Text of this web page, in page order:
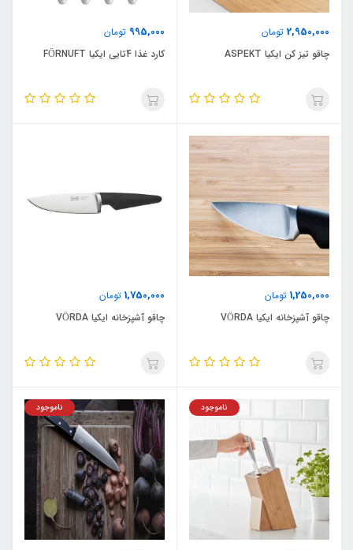
2,950,000 تومان
چاقو تیز کن ایکیا ASPEKT
995,000 تومان
کارد غذا 4تایی ایکیا FÖRNUFT
1,250,000 تومان
چاقو آشپزخانه ایکیا VÖRDA
1,750,000 تومان
چاقو آشپزخانه ایکیا VÖRDA
ناموجود ناموجود